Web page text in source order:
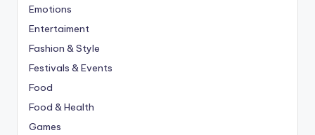
Emotions
Entertaiment
Fashion & Style
Festivals & Events
Food
Food & Health
Games